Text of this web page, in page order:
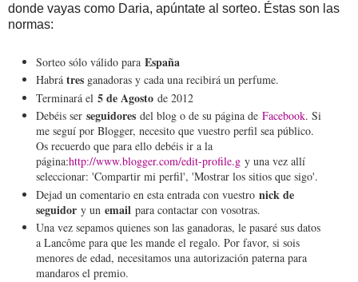
donde vayas como Daria, apúntate al sorteo. Éstas son las
normas:
Sorteo sólo válido para España
Habrá tres ganadoras y cada una recibirá un perfume.
Terminará el 5 de Agosto de 2012
Debéis ser seguidores del blog o de su página de Facebook. Si
me seguí por Blogger, necesito que vuestro perfil sea público.
Os recuerdo que para ello debéis ir a la
página:http://www.blogger.com/edit-profile.g y una vez allí
seleccionar: 'Compartir mi perfil', 'Mostrar los sitios que sigo'.
Dejad un comentario en esta entrada con vuestro nick de
seguidor y un email para contactar con vosotras.
Una vez sepamos quienes son las ganadoras, le pasaré sus datos
a Lancôme para que les mande el regalo. Por favor, si sois
menores de edad, necesitamos una autorización paterna para
mandaros el premio.